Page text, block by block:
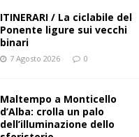
ITINERARI / La ciclabile del
Ponente ligure sui vecchi
binari
7 Agosto 2026 0
Maltempo a Monticello
d’Alba: crolla un palo
dell’illuminazione dello